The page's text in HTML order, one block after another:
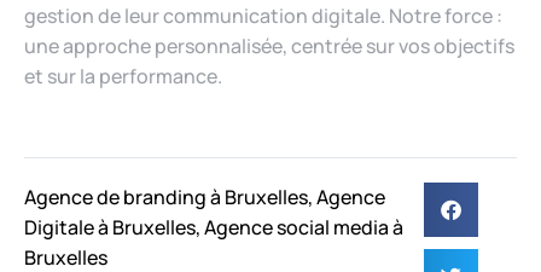
gestion de leur communication digitale. Notre force :
une approche personnalisée, centrée sur vos objectifs
et sur la performance.
Agence de branding à Bruxelles,Agence
Digitale à Bruxelles,Agence social media à
Bruxelles